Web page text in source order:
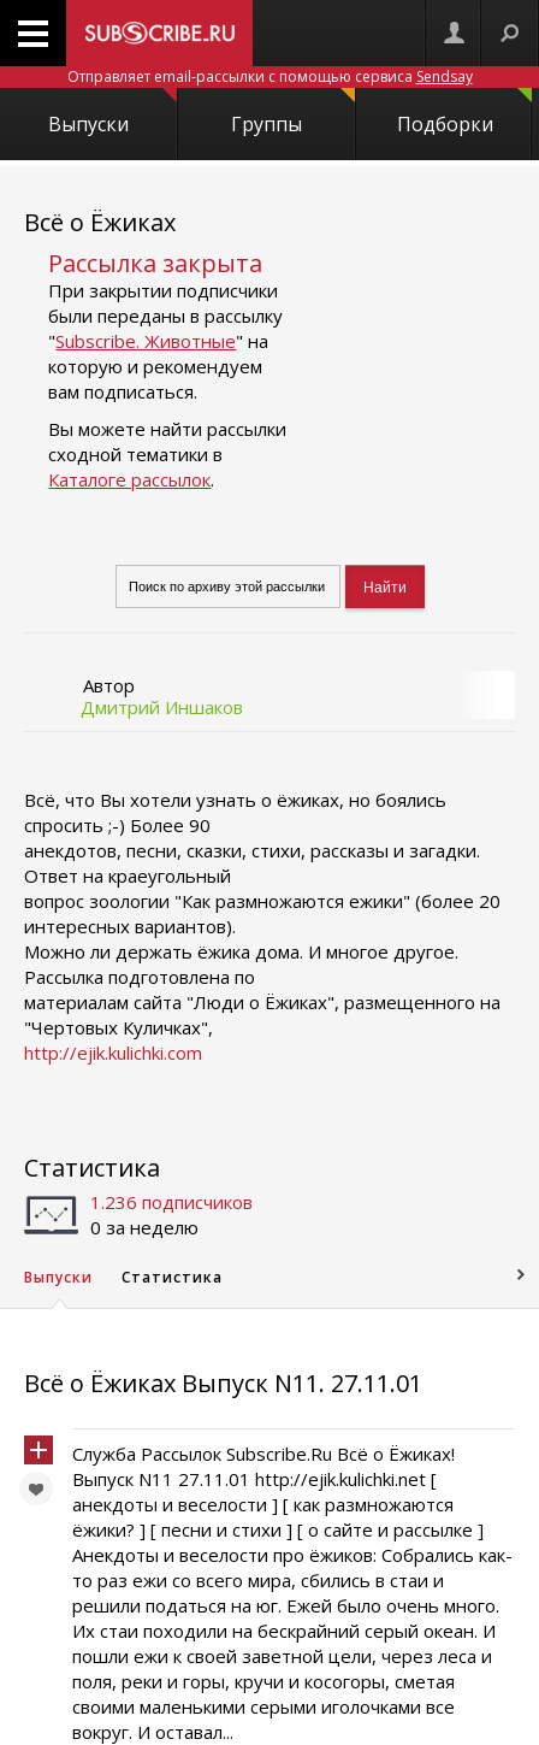
Отправляет email-рассылки с помощью сервиса Sendsay
Выпуски Группы Подборки
Всё о Ёжиках
Рассылка закрыта
При закрытии подписчики
были переданы в рассылку
"Subscribe. Животные" на
которую и рекомендуем
вам подписаться.
Вы можете найти рассылки
сходной тематики в
Каталоге рассылок.
Автор
Дмитрий Иншаков
Всё, что Вы хотели узнать о ёжиках, но боялись
спросить ;-) Более 90
анекдотов, песни, сказки, стихи, рассказы и загадки.
Ответ на краеугольный
вопрос зоологии "Как размножаются ежики" (более 20
интересных вариантов).
Можно ли держать ёжика дома. И многое другое.
Рассылка подготовлена по
материалам сайта "Люди о Ёжиках", размещенного на
"Чертовых Куличках",
http://ejik.kulichki.com
Статистика
1.236 подписчиков
0 за неделю
Выпуски Статистика
Всё о Ёжиках Выпуск N11. 27.11.01
Служба Рассылок Subscribe.Ru Всё о Ёжиках!
Выпуск N11 27.11.01 http://ejik.kulichki.net [
анекдоты и веселости ] [ как размножаются
ёжики? ] [ песни и стихи ] [ о сайте и рассылке ]
Анекдоты и веселости про ёжиков: Собрались как-
то раз ежи со всего мира, сбились в стаи и
решили податься на юг. Ежей было очень много.
Их стаи походили на бескрайний серый океан. И
пошли ежи к своей заветной цели, через леса и
поля, реки и горы, кручи и косогоры, сметая
своими маленькими серыми иголочками все
вокруг. И оставал...